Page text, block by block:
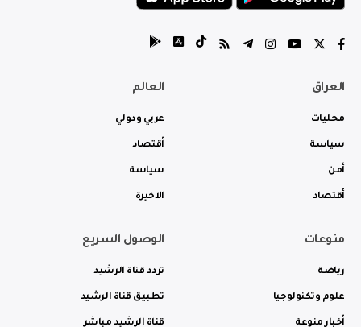
العراق
محليات
سياسة
أمن
أقتصاد
العالم
عربي ودولي
أقتصاد
سياسة
الاخيرة
منوعات
رياضة
علوم وتكنولوجيا
أخبار منوعة
الوصول السريع
تردد قناة الرشيد
تطبيق قناة الرشيد
قناة الرشيد مباشر